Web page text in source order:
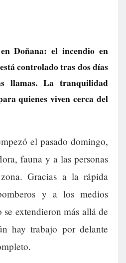
Doñana: el incendio en
controlado tras dos días
llamas. La tranquilidad
quienes viven cerca del
el pasado domingo,
fauna y a las personas
Gracias a la rápida
y a los medios
se extendieron más allá de
hay trabajo por delante